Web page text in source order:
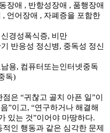
장애 , 반항성장애 , 품행장애
언어장애 , 자폐증을 포함한
경성폭식증, 비만
반응성 정신병, 중독성 정신
용, 컴퓨터또는인터넷중독
독)
은 “귀찮고 골치 아픈 일”이
”이고, “연구하거나 해결해
있는 것”이어야 마땅하다.
인 행동과 같은 심각한 문제